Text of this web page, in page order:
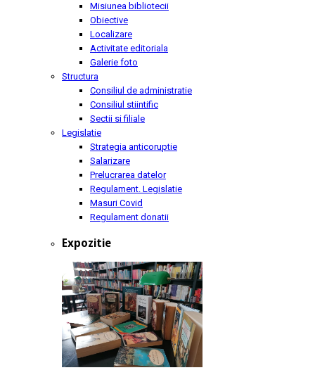
Misiunea bibliotecii
Obiective
Localizare
Activitate editoriala
Galerie foto
Structura
Consiliul de administratie
Consiliul stiintific
Sectii si filiale
Legislatie
Strategia anticoruptie
Salarizare
Prelucrarea datelor
Regulament. Legislatie
Masuri Covid
Regulament donatii
Expozitie